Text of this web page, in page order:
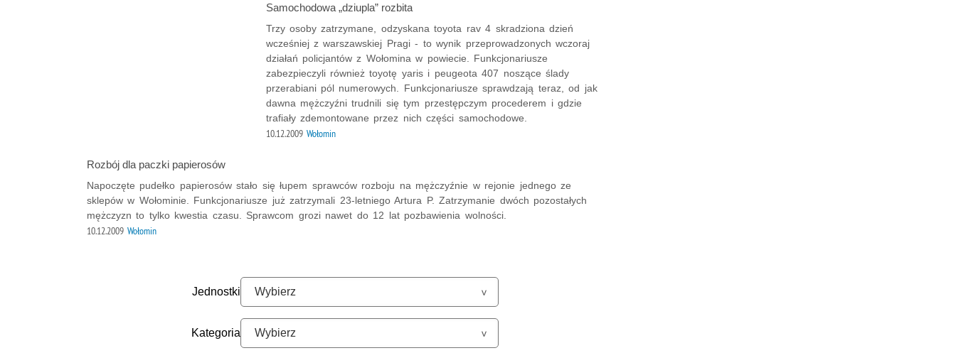
Samochodowa „dziupla” rozbita
Trzy osoby zatrzymane, odzyskana toyota rav 4 skradziona dzień
wcześniej z warszawskiej Pragi - to wynik przeprowadzonych wczoraj
działań policjantów z Wołomina w powiecie. Funkcjonariusze
zabezpieczyli również toyotę yaris i peugeota 407 noszące ślady
przerabiani pól numerowych. Funkcjonariusze sprawdzają teraz, od jak
dawna mężczyźni trudnili się tym przestępczym procederem i gdzie
trafiały zdemontowane przez nich części samochodowe.
10.12.2009 Wołomin
Rozbój dla paczki papierosów
Napoczęte pudełko papierosów stało się łupem sprawców rozboju na mężczyźnie w rejonie jednego ze
sklepów w Wołominie. Funkcjonariusze już zatrzymali 23-letniego Artura P. Zatrzymanie dwóch pozostałych
mężczyzn to tylko kwestia czasu. Sprawcom grozi nawet do 12 lat pozbawienia wolności.
10.12.2009 Wołomin
Jednostki
Kategoria